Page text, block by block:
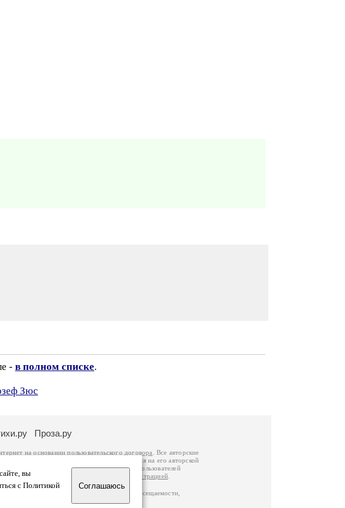
- в полном списке.
Зюс
вы
с Политикой
Соглашаюсь
Проза.ру
на основаниипользовательского договора
. Все авторские
его автора, к которому вы можете обратиться на его авторской
Российской Федерации. Данные пользователей
информацию о портале связаться с администрацией
страниц по данным счетчика посещаемости,